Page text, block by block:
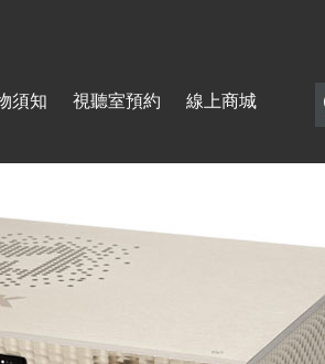
須知 視聽室預約 線上商城